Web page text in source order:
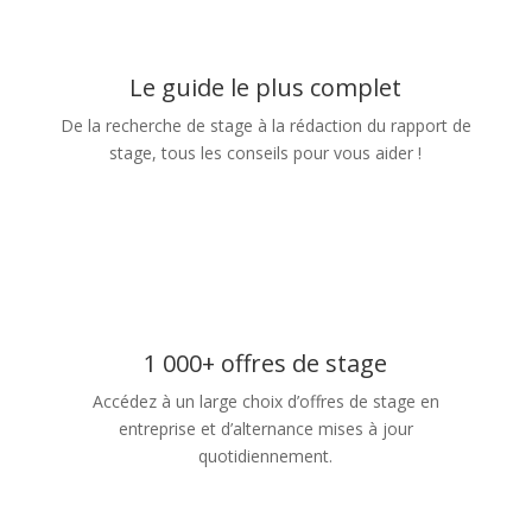
Le guide le plus complet
De la recherche de stage à la rédaction du rapport de
stage, tous les conseils pour vous aider !
1 000+ offres de stage
Accédez à un large choix d’offres de stage en
entreprise et d’alternance mises à jour
quotidiennement.